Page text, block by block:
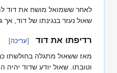
לאחר ששמואל מושח את דוד
שאול נעזר בנגינתו של דוד,
רדיפתו את דוד [עריכה]
מאז ששאול מתגלה בחולשתו
וטובתו. שאול יודע שדוד